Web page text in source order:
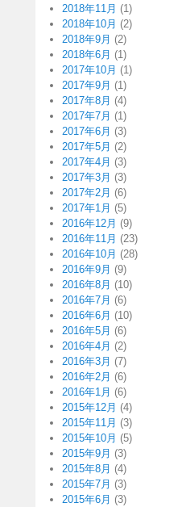
2018年11月 (1)
2018年10月 (2)
2018年9月 (2)
2018年6月 (1)
2017年10月 (1)
2017年9月 (1)
2017年8月 (4)
2017年7月 (1)
2017年6月 (3)
2017年5月 (2)
2017年4月 (3)
2017年3月 (3)
2017年2月 (6)
2017年1月 (5)
2016年12月 (9)
2016年11月 (23)
2016年10月 (28)
2016年9月 (9)
2016年8月 (10)
2016年7月 (6)
2016年6月 (10)
2016年5月 (6)
2016年4月 (2)
2016年3月 (7)
2016年2月 (6)
2016年1月 (6)
2015年12月 (4)
2015年11月 (3)
2015年10月 (5)
2015年9月 (3)
2015年8月 (4)
2015年7月 (3)
2015年6月 (3)